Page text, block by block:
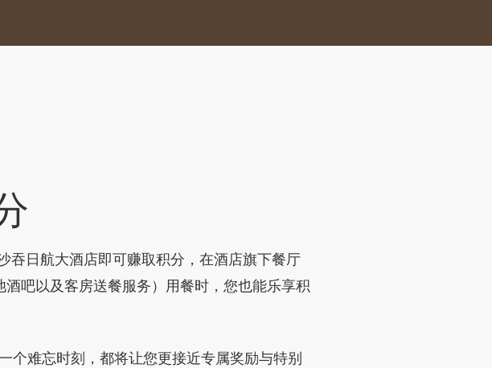
日航大酒店即可赚取积分，在酒店旗下餐厅
吧以及客房送餐服务）用餐时，您也能乐享积
个难忘时刻，都将让您更接近专属奖励与特别